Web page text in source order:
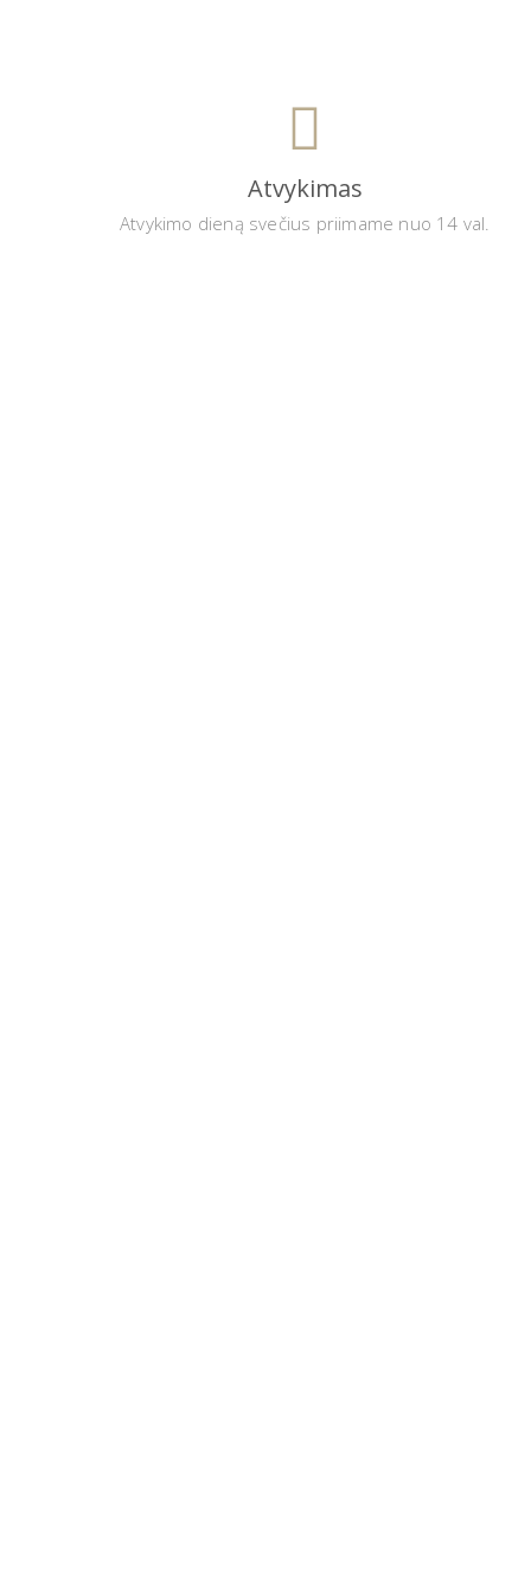
Atvykimas
Atvykimo dieną svečius priimame nuo 14 val.